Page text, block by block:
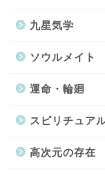
九星気学
ソウルメイト
運命・輪廻
スピリチュア
高次元の存在